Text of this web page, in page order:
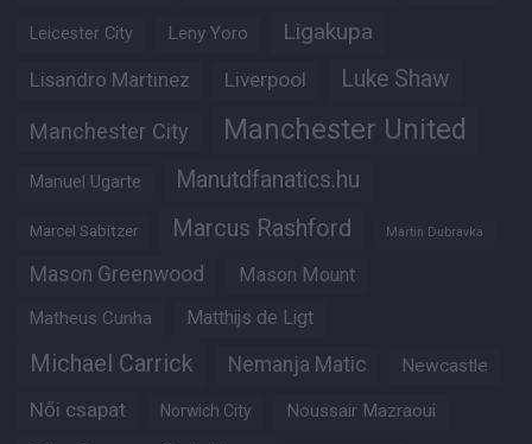
Leicester City Leny Yoro Ligakupa
Lisandro Martinez Liverpool Luke Shaw
Manchester City Manchester United
Manuel Ugarte Manutdfanatics.hu
Marcel Sabitzer Marcus Rashford Martin Dubravka
Mason Greenwood Mason Mount
Matheus Cunha Matthijs de Ligt
Michael Carrick Nemanja Matic Newcastle
Női csapat Norwich City Noussair Mazraoui